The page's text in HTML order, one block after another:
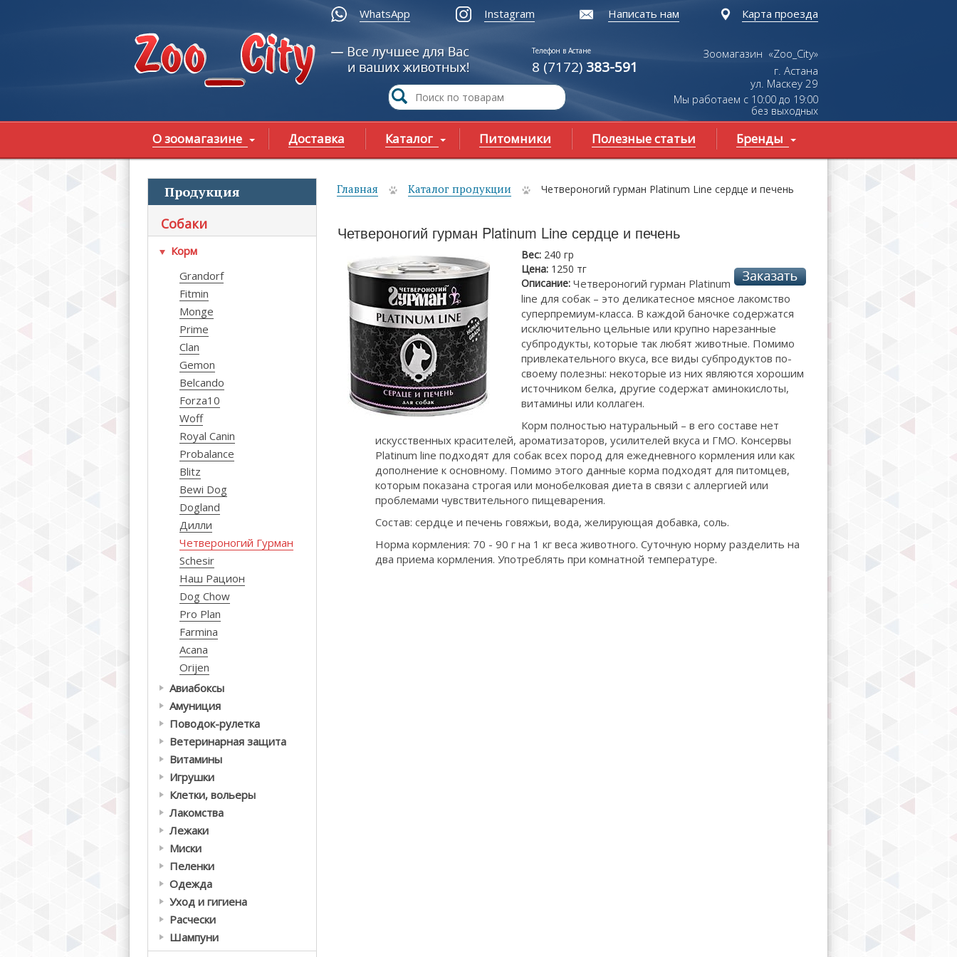
WhatsApp Instagram Написать нам Карта проезда
Телефон в Астане
8 (7172) 383-591
Зоомагазин «Zoo_City»
г. Астана
ул. Маскеу29
Мы работаем с 10:00 до 19:00
без выходных
О зоомагазине Доставка Каталог Питомники Полезные статьи Бренды
Продукция
Собаки
Корм
Grandorf
Fitmin
Monge
Prime
Clan
Gemon
Belcando
Forza10
Woff
Royal Canin
Probalance
Blitz
Bewi Dog
Dogland
Дилли
Четвероногий Гурман
Schesir
Наш Рацион
Dog Chow
Pro Plan
Farmina
Acana
Orijen
Авиабоксы
Амуниция
Поводок-рулетка
Ветеринарная защита
Витамины
Игрушки
Клетки, вольеры
Лакомства
Лежаки
Миски
Пеленки
Одежда
Уход и гигиена
Расчески
Шампуни
Вы здесь
Главная Каталог продукции Четвероногий гурман Platinum Line сердце и печень
Четвероногий гурман Platinum Line сердце и печень
Вес: 240 гр
Цена: 1250 тг
Описание: Четвероногий гурман Platinum
line для собак – это деликатесное мясное лакомство
суперпремиум-класса. В каждой баночке содержатся
исключительно цельные или крупно нарезанные
субпродукты, которые так любят животные. Помимо
привлекательного вкуса, все виды субпродуктов по-
своему полезны: некоторые из них являются хорошим
источником белка, другие содержат аминокислоты,
витамины или коллаген.
Корм полностью натуральный – в его составе нет
искусственных красителей, ароматизаторов, усилителей вкуса и ГМО. Консервы
Platinum line подходят для собак всех пород для ежедневного кормления или как
дополнение к основному. Помимо этого данные корма подходят для питомцев,
которым показана строгая или монобелковая диета в связи с аллергией или
проблемами чувствительного пищеварения.
Состав: сердце и печень говяжьи, вода, желирующая добавка, соль.
Норма кормления: 70 - 90 г на 1 кг веса животного. Суточную норму разделить на
два приема кормления. Употреблять при комнатной температуре.